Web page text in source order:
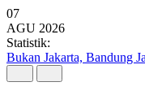
07
AGU 2026
Statistik:
Argo Merbabu Catat